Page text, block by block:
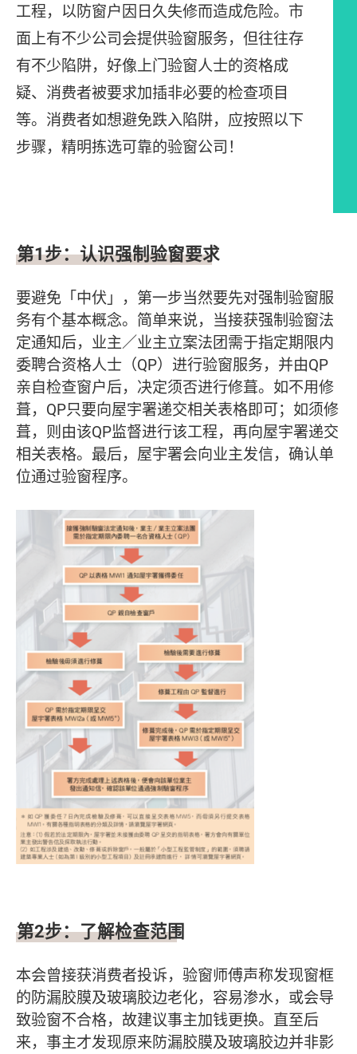
工程，以防窗户因日久失修而造成危险。市
面上有不少公司会提供验窗服务，但往往存
有不少陷阱，好像上门验窗人士的资格成
疑、消费者被要求加插非必要的检查项目
等。消费者如想避免跌入陷阱，应按照以下
步骤，精明拣选可靠的验窗公司！
第1步：认识强制验窗要求
要避免「中伏」，第一步当然要先对强制验窗服
务有个基本概念。简单来说，当接获强制验窗法
定通知后，业主／业主立案法团需于指定期限内
委聘合资格人士（QP）进行验窗服务，并由QP
亲自检查窗户后，决定须否进行修葺。如不用修
葺，QP只要向屋宇署递交相关表格即可；如须修
葺，则由该QP监督进行该工程，再向屋宇署递交
相关表格。最后，屋宇署会向业主发信，确认单
位通过验窗程序。
第2步：了解检查范围
本会曾接获消费者投诉，验窗师傅声称发现窗框
的防漏胶膜及玻璃胶边老化，容易渗水，或会导
致验窗不合格，故建议事主加钱更换。直至后
来，事主才发现原来防漏胶膜及玻璃胶边并非影